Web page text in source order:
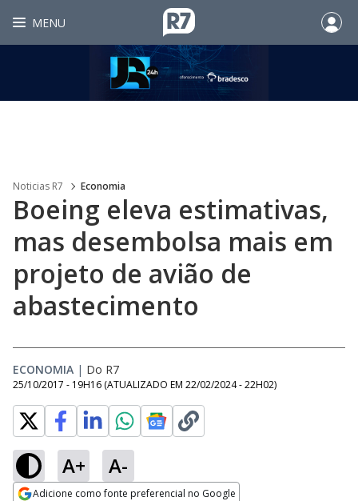
MENU
Noticias R7 Economia
Boeing eleva estimativas,
mas desembolsa mais em
projeto de avião de
abastecimento
ECONOMIA | Do R7
25/10/2017 - 19H16 (ATUALIZADO EM 22/02/2024 - 22H02)
A+ A-
Adicione como fonte preferencial no Google